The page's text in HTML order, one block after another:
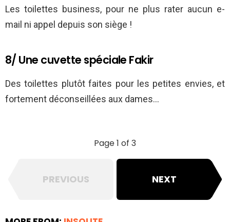
Les toilettes business, pour ne plus rater aucun e-
mail ni appel depuis son siège !
8/ Une cuvette spéciale Fakir
Des toilettes plutôt faites pour les petites envies, et
fortement déconseillées aux dames…
Page 1 of 3
PREVIOUS NEXT